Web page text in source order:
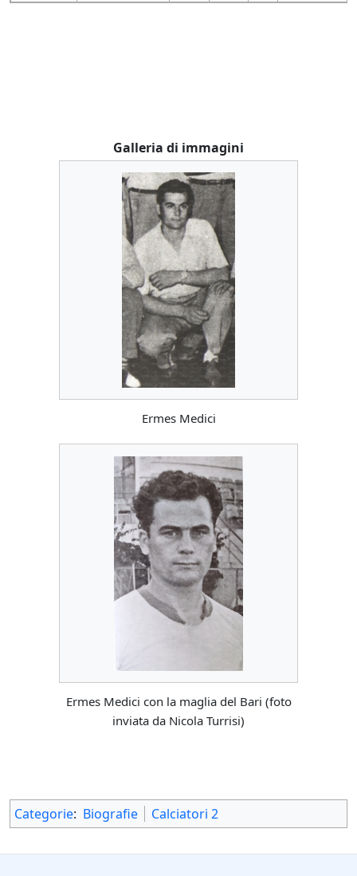
Galleria di immagini
Ermes Medici
Ermes Medici con la maglia del Bari (foto
inviata da Nicola Turrisi)
Categorie: Biografie Calciatori 2